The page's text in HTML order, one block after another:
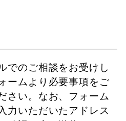
でのご相談をお受けし
ームより必要事項をご
さい。なお、フォーム
力いただいたアドレス